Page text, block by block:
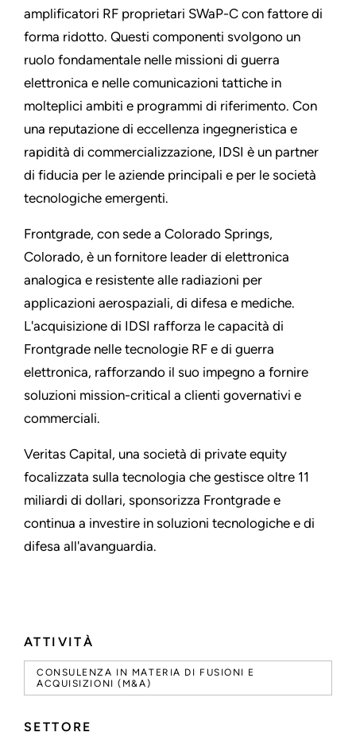
ATTIVITÀ
CONSULENZA IN MATERIA DI FUSIONI E
ACQUISIZIONI (M&A)
SETTORE
amplificatori RF proprietari SWaP-C con fattore di
forma ridotto. Questi componenti svolgono un
ruolo fondamentale nelle missioni di guerra
elettronica e nelle comunicazioni tattiche in
molteplici ambiti e programmi di riferimento. Con
una reputazione di eccellenza ingegneristica e
rapidità di commercializzazione, IDSI è un partner
di fiducia per le aziende principali e per le società
tecnologiche emergenti.
Frontgrade, con sede a Colorado Springs,
Colorado, è un fornitore leader di elettronica
analogica e resistente alle radiazioni per
applicazioni aerospaziali, di difesa e mediche.
L'acquisizione di IDSI rafforza le capacità di
Frontgrade nelle tecnologie RF e di guerra
elettronica, rafforzando il suo impegno a fornire
soluzioni mission-critical a clienti governativi e
commerciali.
Veritas Capital, una società di private equity
focalizzata sulla tecnologia che gestisce oltre 11
miliardi di dollari, sponsorizza Frontgrade e
continua a investire in soluzioni tecnologiche e di
difesa all'avanguardia.